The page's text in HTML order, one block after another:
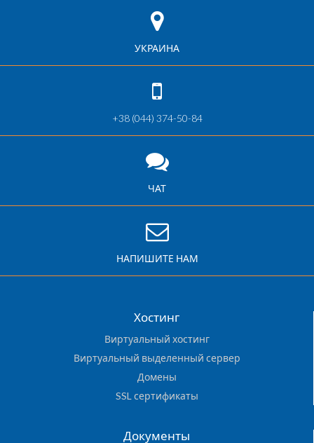
УКРАИНА
+38 (044) 374-50-84
ЧАТ
НАПИШИТЕ НАМ
Хостинг
Виртуальный хостинг
Виртуальный выделенный сервер
Домены
SSL сертификаты
Документы